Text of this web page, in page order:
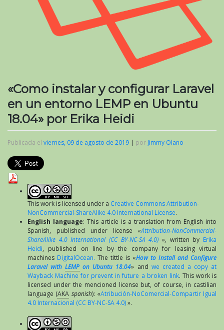
«Como instalar y configurar Laravel
en un entorno LEMP en Ubuntu
18.04» por Erika Heidi
Publicada el viernes, 09 de agosto de 2019 | por Jimmy Olano
This work is licensed under a Creative Commons Attribution-
NonCommercial-ShareAlike 4.0 International License.
English language: This article is a translation from English into
Spanish, published under license «Attribution-NonCommercial-
ShareAlike 4.0 International (CC BY-NC-SA 4.0) », written by Erika
Heidi, published on line by the company for leasing virtual
machines DigitalOcean. The tittle is «How to Install and Configure
Laravel withLEMP on Ubuntu 18.04» and we created a copy at
Wayback Machine for prevent in future a broken link. This work is
licensed under the mencioned license but, of course, in castilian
language (AKA spanish): «Atribución-NoComercial-Compartir Igual
4.0 Internacional (CC BY-NC-SA 4.0)».